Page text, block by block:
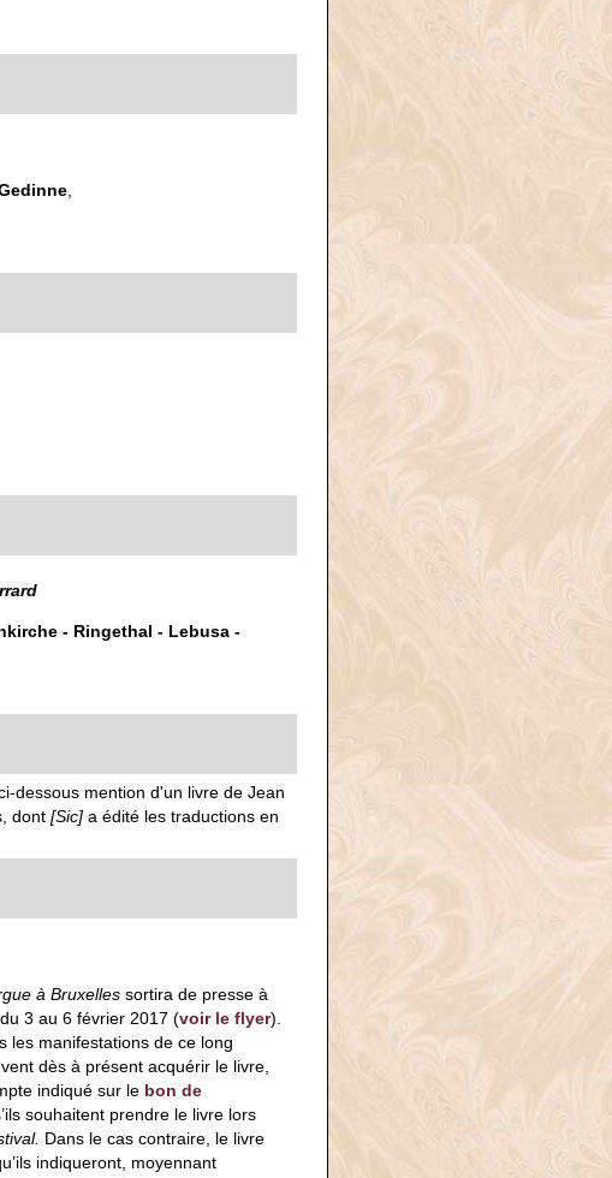
- Ringethal - Lebusa -
dessous mention d'un livre de Jean
dont [Sic] a édité les traductions en
à Bruxelles sortira de presse à
du 3 au 6 février 2017 (voir le flyer).
les manifestations de ce long
dès à présent acquérir le livre,
indiqué sur le bon de
souhaitent prendre le livre lors
Dans le cas contraire, le livre
indiqueront, moyennant